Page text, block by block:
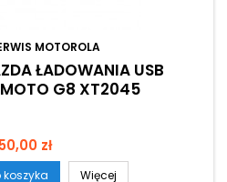
MOTOROLA
ŁADOWANIA USB
G8 XT2045
zł
Więcej